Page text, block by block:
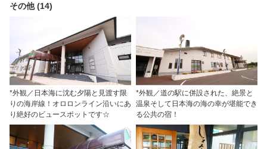
その他 (14)
*外観／日本海に沈む夕陽と見渡す限
りの海岸線！オロロンライン沿いにあ
り絶好のビュースポットです☆
*外観／道の駅に併設された、絶景と
温泉そして日本海の海の幸が堪能でき
る公共の宿！